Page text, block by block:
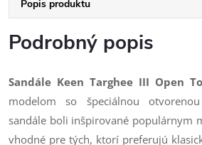
Popis produktu
Podrobný popis
Sandále Keen Targhee III Open
modelom so špeciálnou
sandále boli inšpirované populárnym
vhodné pre tých, ktorí preferujú